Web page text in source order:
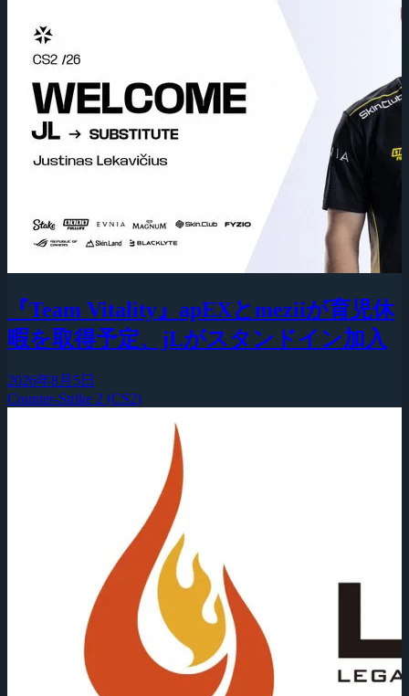
『Team Vitality』apEXとmeziiが育児休
暇を取得予定、jLがスタンドイン加入
2026年8月5日
Counter-Strike 2 (CS2)